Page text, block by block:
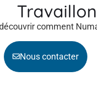
comment
Nous contacter